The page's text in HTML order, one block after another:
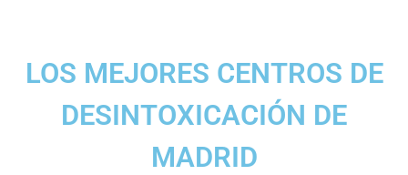
LOS MEJORES CENTROS DE
DESINTOXICACIÓN DE
MADRID